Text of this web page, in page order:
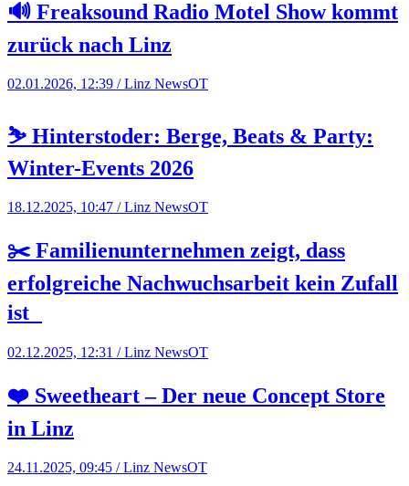
🔊 Freaksound Radio Motel Show kommt
zurück nach Linz
02.01.2026, 12:39 / Linz NewsOT
⛷️ Hinterstoder: Berge, Beats & Party:
Winter-Events 2026
18.12.2025, 10:47 / Linz NewsOT
✂️ Familienunternehmen zeigt, dass
erfolgreiche Nachwuchsarbeit kein Zufall
ist
02.12.2025, 12:31 / Linz NewsOT
❤️ Sweetheart – Der neue Concept Store
in Linz
24.11.2025, 09:45 / Linz NewsOT